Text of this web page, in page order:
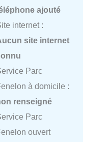
ajouté
internet :
site internet
Parc
à domicile :
renseigné
Parc
ouvert